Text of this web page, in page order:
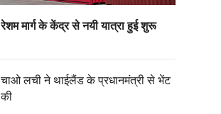
रेशम मार्ग के केंद्र से नयी यात्रा हुई शुरू
चाओ लची ने थाईलैंड के प्रधानमंत्री से भेंट
की